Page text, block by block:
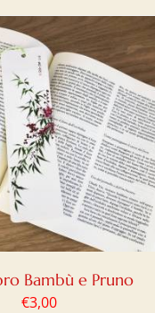
Bambù e Pruno
€3,00
AL CARRELLO /
DETTAGLI